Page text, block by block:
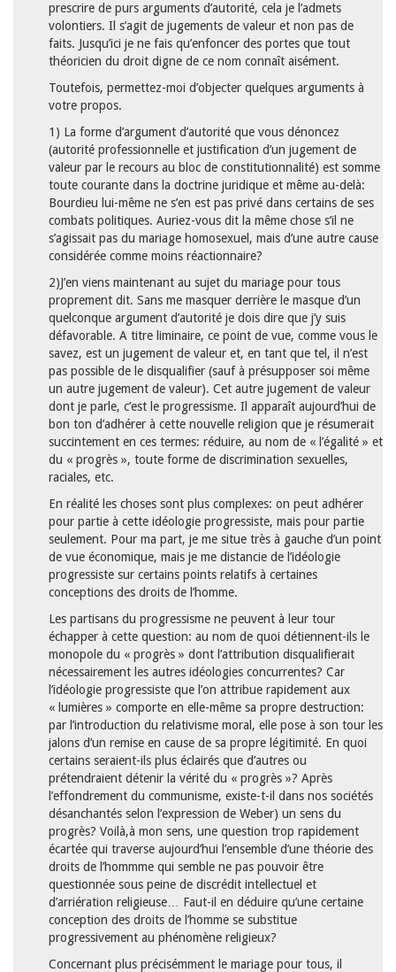
prescrire de purs arguments d’autorité, cela je l’admets
volontiers. Il s’agit de jugements de valeur et non pas de
faits. Jusqu’ici je ne fais qu’enfoncer des portes que tout
théoricien du droit digne de ce nom connaît aisément.
Toutefois, permettez-moi d’objecter quelques arguments à
votre propos.
1) La forme d’argument d’autorité que vous dénoncez
(autorité professionnelle et justification d’un jugement de
valeur par le recours au bloc de constitutionnalité) est somme
toute courante dans la doctrine juridique et même au-delà:
Bourdieu lui-même ne s’en est pas privé dans certains de ses
combats politiques. Auriez-vous dit la même chose s’il ne
s’agissait pas du mariage homosexuel, mais d’une autre cause
considérée comme moins réactionnaire?
2)J’en viens maintenant au sujet du mariage pour tous
proprement dit. Sans me masquer derrière le masque d’un
quelconque argument d’autorité je dois dire que j’y suis
défavorable. A titre liminaire, ce point de vue, comme vous le
savez, est un jugement de valeur et, en tant que tel, il n’est
pas possible de le disqualifier (sauf à présupposer soi même
un autre jugement de valeur). Cet autre jugement de valeur
dont je parle, c’est le progressisme. Il apparaît aujourd’hui de
bon ton d’adhérer à cette nouvelle religion que je résumerait
succintement en ces termes: réduire, au nom de « l’égalité » et
du « progrès », toute forme de discrimination sexuelles,
raciales, etc.
En réalité les choses sont plus complexes: on peut adhérer
pour partie à cette idéologie progressiste, mais pour partie
seulement. Pour ma part, je me situe très à gauche d’un point
de vue économique, mais je me distancie de l’idéologie
progressiste sur certains points relatifs à certaines
conceptions des droits de l’homme.
Les partisans du progressisme ne peuvent à leur tour
échapper à cette question: au nom de quoi détiennent-ils le
monopole du « progrès » dont l’attribution disqualifierait
nécessairement les autres idéologies concurrentes? Car
l’idéologie progressiste que l’on attribue rapidement aux
« lumières » comporte en elle-même sa propre destruction:
par l’introduction du relativisme moral, elle pose à son tour les
jalons d’un remise en cause de sa propre légitimité. En quoi
certains seraient-ils plus éclairés que d’autres ou
prétendraient détenir la vérité du « progrès »? Après
l’effondrement du communisme, existe-t-il dans nos sociétés
désanchantés selon l’expression de Weber) un sens du
progrès? Voilà,à mon sens, une question trop rapidement
écartée qui traverse aujourd’hui l’ensemble d’une théorie des
droits de l’hommme qui semble ne pas pouvoir être
questionnée sous peine de discrédit intellectuel et
d’arriération religieuse… Faut-il en déduire qu’une certaine
conception des droits de l’homme se substitue
progressivement au phénomène religieux?
Concernant plus précisémment le mariage pour tous, il